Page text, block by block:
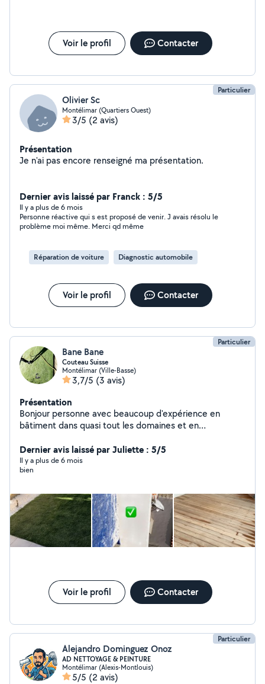
Voir le profil Contacter
Particulier
Olivier Sc
Montélimar (Quartiers Ouest)
3/5 (2 avis)
Présentation
Je n'ai pas encore renseigné ma présentation.
Dernier avis laissé par Franck : 5/5
Il y a plus de 6 mois
Personne réactive qui s est proposé de venir. J avais résolu le
problème moi même. Merci qd même
Réparation de voiture Diagnostic automobile
Voir le profil Contacter
Particulier
Bane Bane
Couteau Suisse
Montélimar (Ville-Basse)
3,7/5 (3 avis)
Présentation
Bonjour personne avec beaucoup d'expérience en
bâtiment dans quasi tout les domaines et en
mais très peu de matos
Dernier avis laissé par Juliette : 5/5
Il y a plus de 6 mois
bien
Voir le profil Contacter
Particulier
Alejandro Dominguez Onoz
AD NETTOYAGE & PEINTURE
Montélimar (Alexis-Montlouis)
5/5 (2 avis)